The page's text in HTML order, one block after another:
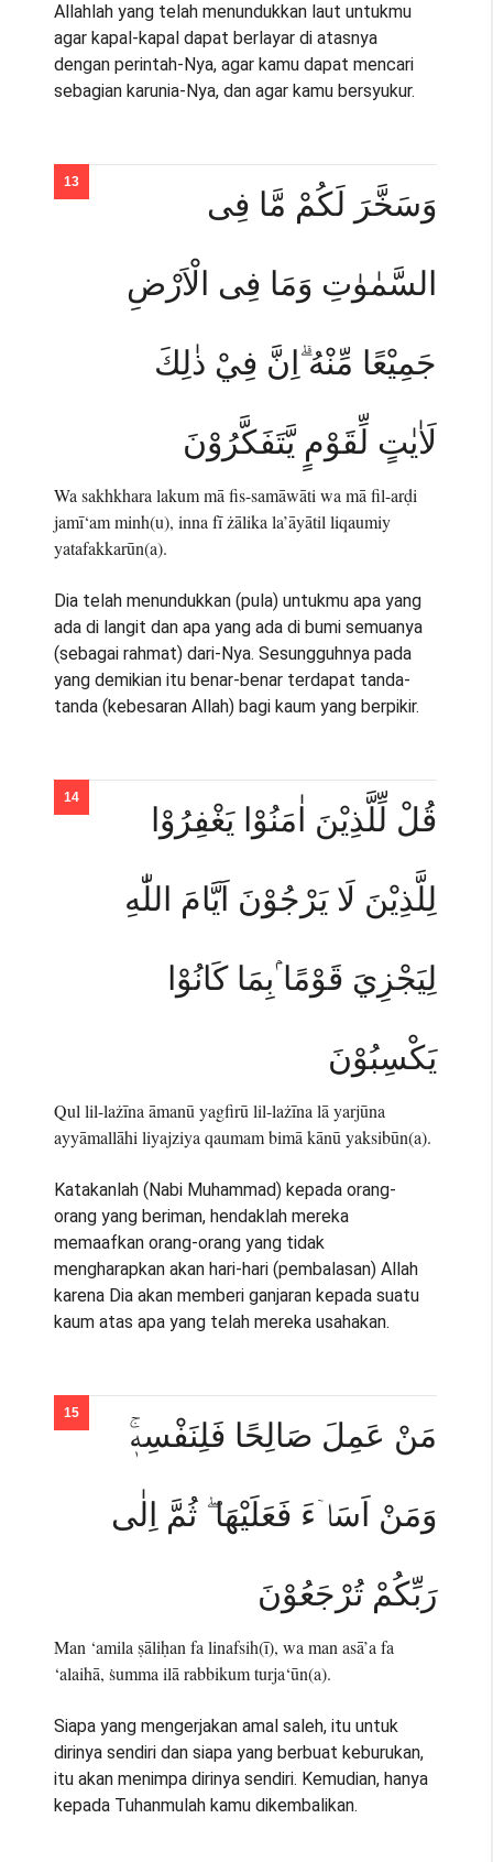
Allahlah yang telah menundukkan laut untukmu
agar kapal-kapal dapat berlayar di atasnya
dengan perintah-Nya, agar kamu dapat mencari
sebagian karunia-Nya, dan agar kamu bersyukur.
وَسَخَّرَ لَكُمْ مَّا فِى
السَّمٰوٰتِ وَمَا فِى الْاَرْضِ
جَمِيْعًا مِّنْهُ ۗاِنَّ فِيْ ذٰلِكَ
لَاٰيٰتٍ لِّقَوْمٍ يَّتَفَكَّرُوْنَ
Wa sakhkhara lakum mā fis-samāwāti wa mā fil-arḍi
jamī‘am minh(u), inna fī żālika la’āyātil liqaumiy
yatafakkarūn(a).
Dia telah menundukkan (pula) untukmu apa yang
ada di langit dan apa yang ada di bumi semuanya
(sebagai rahmat) dari-Nya. Sesungguhnya pada
yang demikian itu benar-benar terdapat tanda-
tanda (kebesaran Allah) bagi kaum yang berpikir.
قُلْ لِّلَّذِيْنَ اٰمَنُوْا يَغْفِرُوْا
لِلَّذِيْنَ لَا يَرْجُوْنَ اَيَّامَ اللّٰهِ
لِيَجْزِيَ قَوْمًا ۢبِمَا كَانُوْا
يَكْسِبُوْنَ
Qul lil-lażīna āmanū yagfirū lil-lażīna lā yarjūna
ayyāmallāhi liyajziya qaumam bimā kānū yaksibūn(a).
Katakanlah (Nabi Muhammad) kepada orang-
orang yang beriman, hendaklah mereka
memaafkan orang-orang yang tidak
mengharapkan akan hari-hari (pembalasan) Allah
karena Dia akan memberi ganjaran kepada suatu
kaum atas apa yang telah mereka usahakan.
مَنْ عَمِلَ صَالِحًا فَلِنَفْسِهٖۚ
وَمَنْ اَسَاۤءَ فَعَلَيْهَا ۖ ثُمَّ اِلٰى
رَبِّكُمْ تُرْجَعُوْنَ
Man ‘amila ṣāliḥan fa linafsih(ī), wa man asā’a fa
‘alaihā, ṡumma ilā rabbikum turja‘ūn(a).
Siapa yang mengerjakan amal saleh, itu untuk
dirinya sendiri dan siapa yang berbuat keburukan,
itu akan menimpa dirinya sendiri. Kemudian, hanya
kepada Tuhanmulah kamu dikembalikan.